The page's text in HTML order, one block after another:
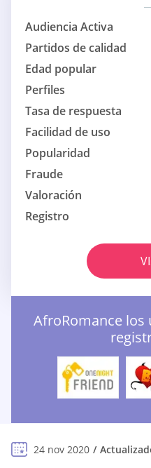
Audiencia Activa
Partidos de calidad
Edad popular
Perfiles
Tasa de respuesta
Facilidad de uso
Popularidad
Fraude
Valoración
Registro
AfroRomance los
24 nov 2020